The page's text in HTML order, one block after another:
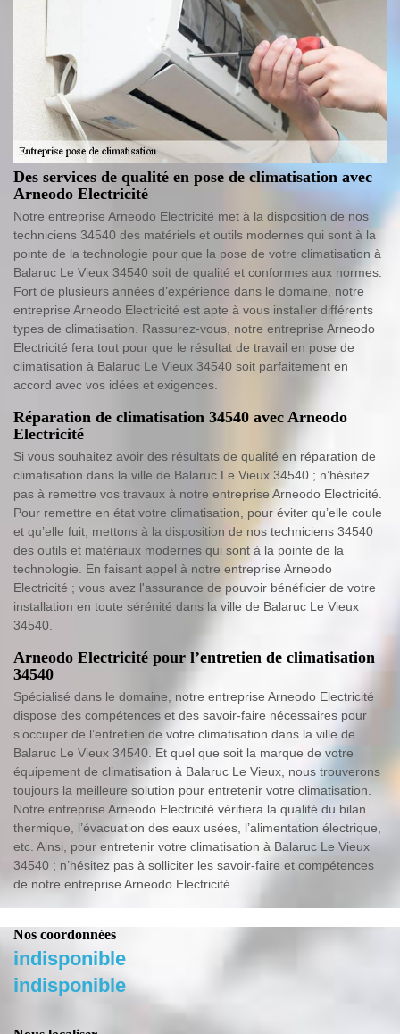
Des services de qualité en pose de climatisation avec
Arneodo Electricité
Notre entreprise Arneodo Electricité met à la disposition de nos
techniciens 34540 des matériels et outils modernes qui sont à la
pointe de la technologie pour que la pose de votre climatisation à
Balaruc Le Vieux 34540 soit de qualité et conformes aux normes.
Fort de plusieurs années d’expérience dans le domaine, notre
entreprise Arneodo Electricité est apte à vous installer différents
types de climatisation. Rassurez-vous, notre entreprise Arneodo
Electricité fera tout pour que le résultat de travail en pose de
climatisation à Balaruc Le Vieux 34540 soit parfaitement en
accord avec vos idées et exigences.
Réparation de climatisation 34540 avec Arneodo
Electricité
Si vous souhaitez avoir des résultats de qualité en réparation de
climatisation dans la ville de Balaruc Le Vieux 34540 ; n’hésitez
pas à remettre vos travaux à notre entreprise Arneodo Electricité.
Pour remettre en état votre climatisation, pour éviter qu’elle coule
et qu’elle fuit, mettons à la disposition de nos techniciens 34540
des outils et matériaux modernes qui sont à la pointe de la
technologie. En faisant appel à notre entreprise Arneodo
Electricité ; vous avez l'assurance de pouvoir bénéficier de votre
installation en toute sérénité dans la ville de Balaruc Le Vieux
34540.
Arneodo Electricité pour l’entretien de climatisation
34540
Spécialisé dans le domaine, notre entreprise Arneodo Electricité
dispose des compétences et des savoir-faire nécessaires pour
s’occuper de l’entretien de votre climatisation dans la ville de
Balaruc Le Vieux 34540. Et quel que soit la marque de votre
équipement de climatisation à Balaruc Le Vieux, nous trouverons
toujours la meilleure solution pour entretenir votre climatisation.
Notre entreprise Arneodo Electricité vérifiera la qualité du bilan
thermique, l’évacuation des eaux usées, l’alimentation électrique,
etc. Ainsi, pour entretenir votre climatisation à Balaruc Le Vieux
34540 ; n’hésitez pas à solliciter les savoir-faire et compétences
de notre entreprise Arneodo Electricité.
Nos coordonnées
indisponible
indisponible